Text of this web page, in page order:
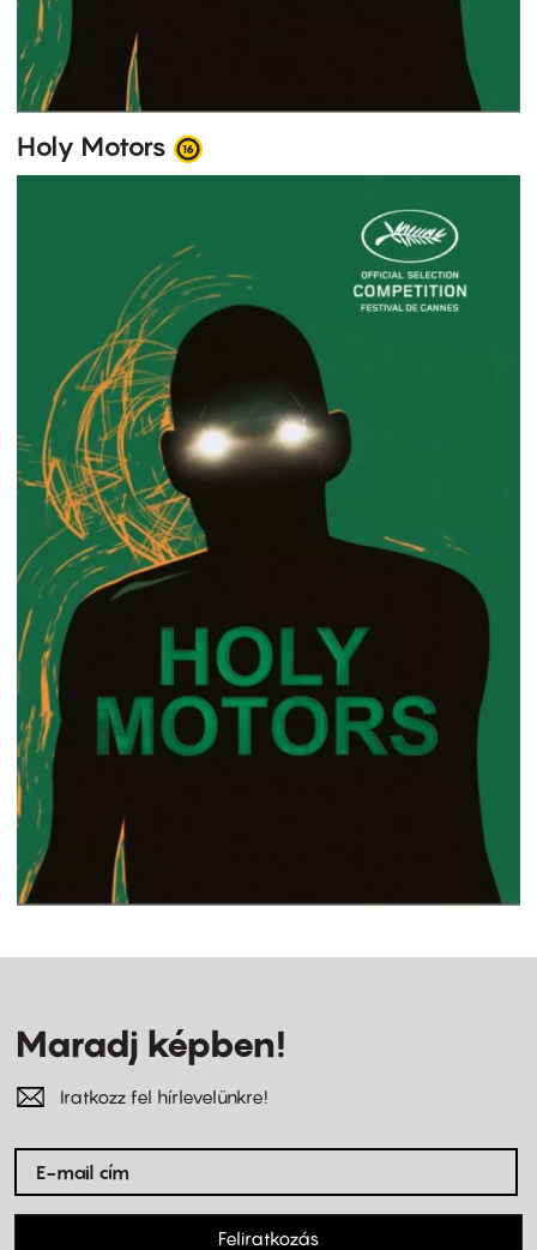
Holy Motors
Maradj képben!
Iratkozz fel hírlevelünkre!
Feliratkozás